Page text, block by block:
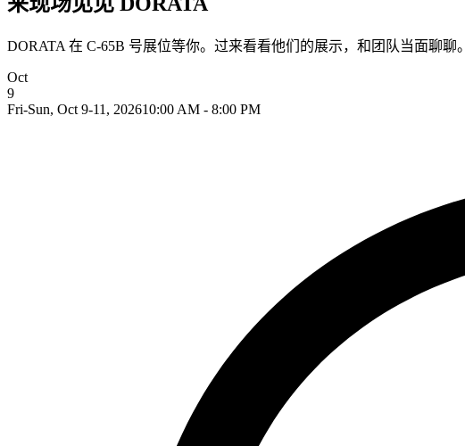
DORATA 在 C-65B 号展位等你。过来看看他们的展示，和团队当面聊聊。
Oct
9
Fri-Sun, Oct 9-11, 202610:00 AM - 8:00 PM